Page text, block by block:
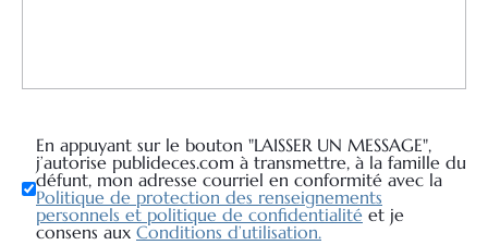
En appuyant sur le bouton "LAISSER UN MESSAGE",
j’autorise publideces.com à transmettre, à la famille du
défunt, mon adresse courriel en conformité avec la
Politique de protection des renseignements
personnels et politique de confidentialité et je
consens aux Conditions d’utilisation.